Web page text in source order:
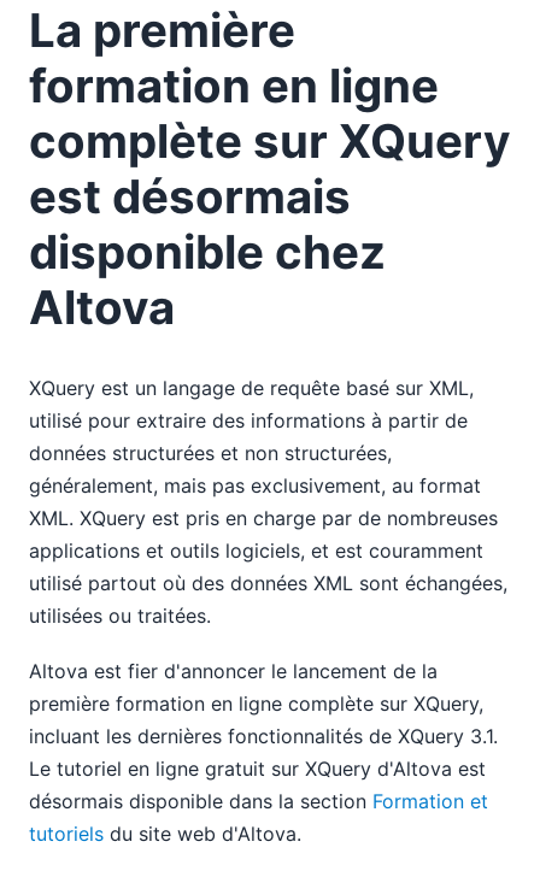
La première
formation en ligne
complète sur XQuery
est désormais
disponible chez
Altova
XQuery est un langage de requête basé sur XML,
utilisé pour extraire des informations à partir de
données structurées et non structurées,
généralement, mais pas exclusivement, au format
XML. XQuery est pris en charge par de nombreuses
applications et outils logiciels, et est couramment
utilisé partout où des données XML sont échangées,
utilisées ou traitées.
Altova est fier d'annoncer le lancement de la
première formation en ligne complète sur XQuery,
incluant les dernières fonctionnalités de XQuery 3.1.
Le tutoriel en ligne gratuit sur XQuery d'Altova est
désormais disponible dans la section Formation et
tutoriels du site web d'Altova.